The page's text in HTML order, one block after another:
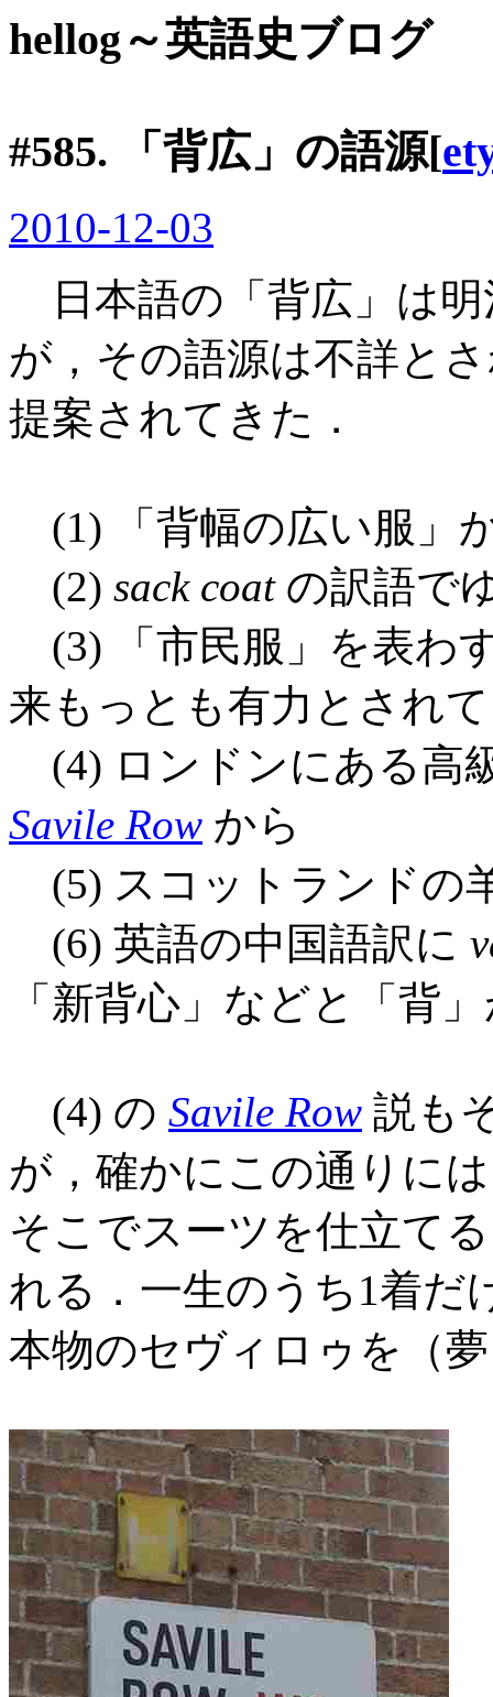
hellog～英語史ブログ
#585. 「背広」の語源[
2010-12-03
日本語の「背広」は
が，その語源は不詳と
提案されてきた．
(1) 「背幅の広い服」
(2) sack coatの訳語で
(3) 「市民服」を表わ
来もっとも有力とされ
(4) ロンドンにある高
Savile Row から
(5) スコットランドの
(6) 英語の中国語訳に
「新背心」などと「背
(4) の Savile Row 説も
が，確かにこの通りに
そこでスーツを仕立て
れる．一生のうち1着だ
本物のセヴィロゥを（